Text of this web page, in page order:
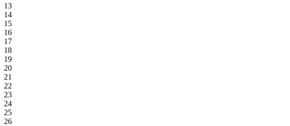
13
14
15
16
17
18
19
20
21
22
23
24
25
26